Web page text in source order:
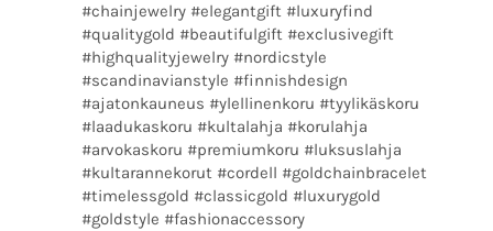
#chainjewelry #elegantgift #luxuryfind
#qualitygold #beautifulgift #exclusivegift
#highqualityjewelry #nordicstyle
#scandinavianstyle #finnishdesign
#ajatonkauneus #ylellinenkoru #tyylikäskoru
#laadukaskoru #kultalahja #korulahja
#arvokaskoru #premiumkoru #luksuslahja
#kultarannekorut #cordell #goldchainbracelet
#timelessgold #classicgold #luxurygold
#goldstyle #fashionaccessory